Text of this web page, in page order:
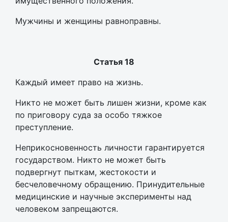
Мужчины и женщины равноправны.
Статья 18
Каждый имеет право на жизнь.
Никто не может быть лишен жизни, кроме как
по приговору суда за особо тяжкое
преступление.
Неприкосновенность личности гарантируется
государством. Никто не может быть
подвергнут пыткам, жестокости и
бесчеловечному обращению. Принудительные
медицинские и научные эксперименты над
человеком запрещаются.